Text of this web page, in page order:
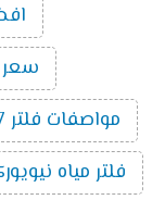
سعر
مواصفات فلتر 7 مراحل
فلتر مياه نيويوركر 7 مراحل